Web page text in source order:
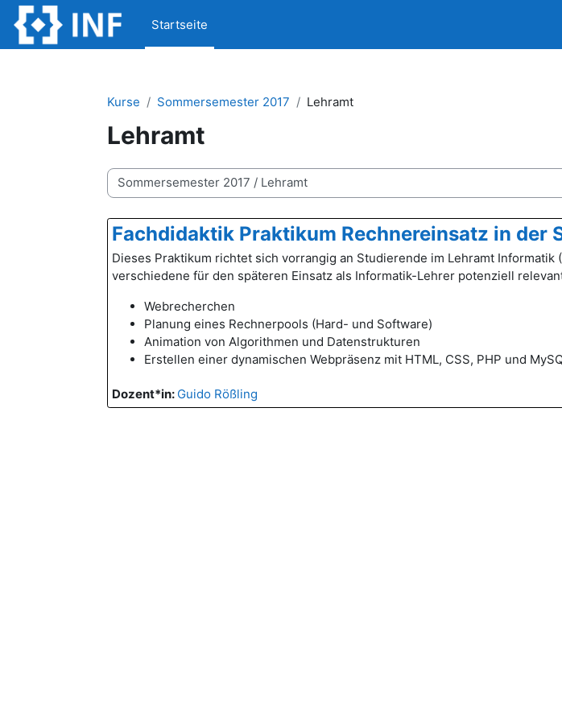
Zum Hauptinhalt
Startseite
Kurse Sommersemester 2017 Lehramt
Lehramt
Kursbereiche
Fachdidaktik Praktikum Rechnereinsatz in der
Dieses Praktikum richtet sich vorrangig an Studierende im Lehramt
verschiedene für den späteren Einsatz als Informatik-Lehrer potenziell
Webrecherchen
Planung eines Rechnerpools (Hard- und Software)
Animation von Algorithmen und Datenstrukturen
Erstellen einer dynamischen Webpräsenz mit HTML, CSS, PHP und
Dozent*in: Guido Rößling